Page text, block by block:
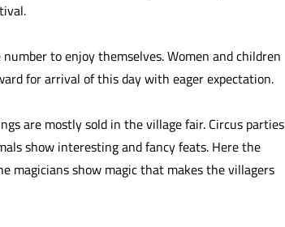
to enjoy themselves. Women and children
for arrival of this day with eager expectation.
are mostly sold in the village fair. Circus parties
show interesting and fancy feats. Here the
magicians show magic that makes the villagers